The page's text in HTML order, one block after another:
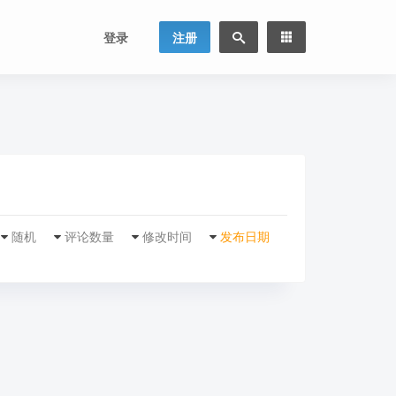
登录 注册
发布日期
修改时间
评论数量
随机